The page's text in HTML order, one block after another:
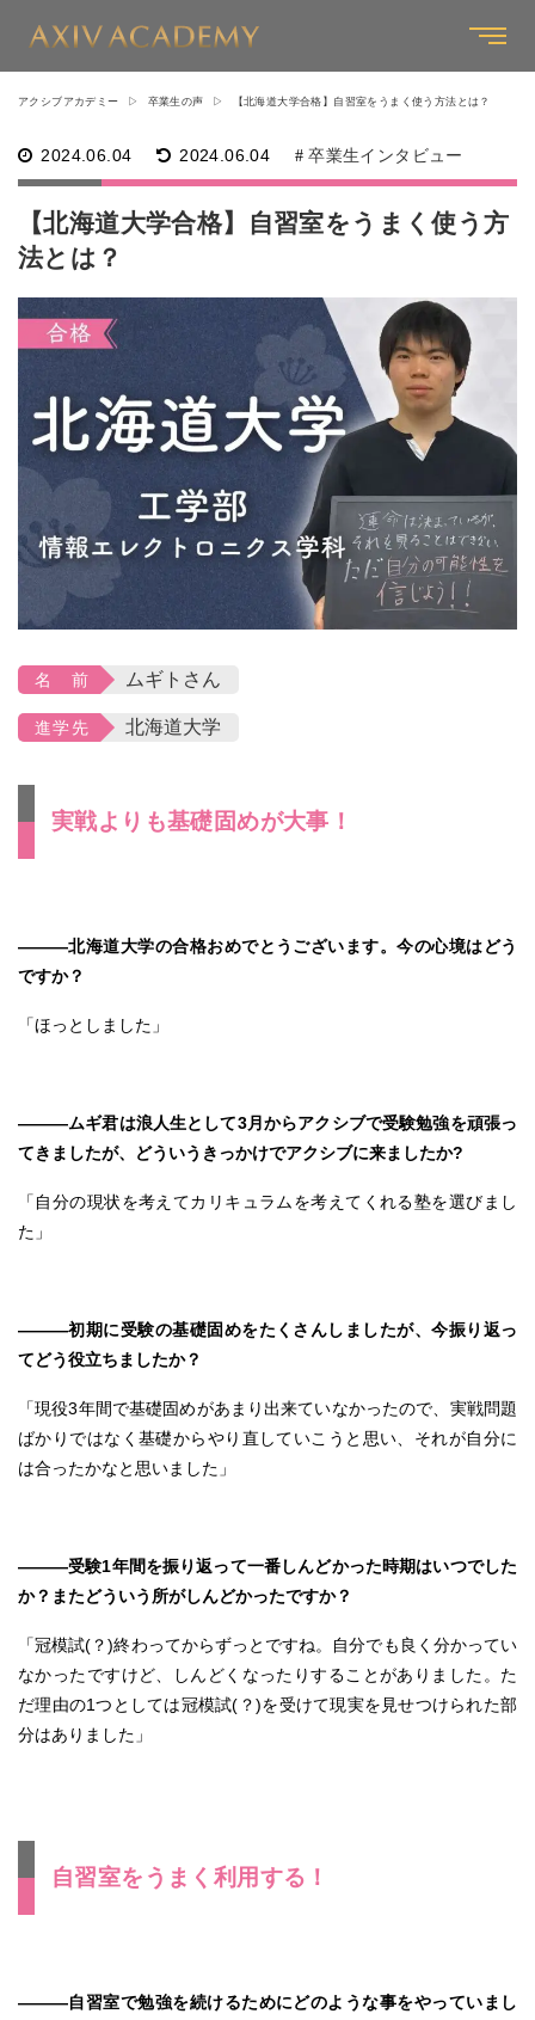
アクシブアカデミー 卒業生の声 【北海道大学合格】自習室をうまく使う方法とは？
2024.06.04 2024.06.04 卒業生インタビュー
【北海道大学合格】自習室をうまく使う方
法とは？
名 前 ムギトさん
進学先 北海道大学
実戦よりも基礎固めが大事！
―――北海道大学の合格おめでとうございます。今の心境はどう
ですか？
「ほっとしました」
―――ムギ君は浪人生として3月からアクシブで受験勉強を頑張っ
てきましたが、どういうきっかけでアクシブに来ましたか?
「自分の現状を考えてカリキュラムを考えてくれる塾を選びまし
た」
―――初期に受験の基礎固めをたくさんしましたが、今振り返っ
てどう役立ちましたか？
「現役3年間で基礎固めがあまり出来ていなかったので、実戦問題
ばかりではなく基礎からやり直していこうと思い、それが自分に
は合ったかなと思いました」
―――受験1年間を振り返って一番しんどかった時期はいつでした
か？またどういう所がしんどかったですか？
「冠模試(？)終わってからずっとですね。自分でも良く分かってい
なかったですけど、しんどくなったりすることがありました。た
だ理由の1つとしては冠模試(？)を受けて現実を見せつけられた部
分はありました」
自習室をうまく利用する！
―――自習室で勉強を続けるためにどのような事をやっていまし